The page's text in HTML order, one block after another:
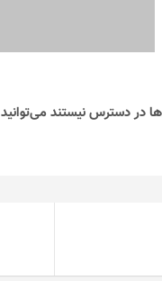
در دسترس نیستند می‌توانید